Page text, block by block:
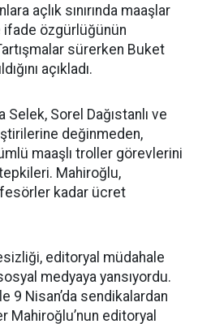
açlık sınırında maaşlar
ifade özgürlüğünün
Tartışmalar sürerken Buket
açıkladı.
Sorel Dağıstanlı ve
değinmeden,
maaşlı troller görevlerini
tepkileri. Mahiroğlu,
kadar ücret
editoryal müdahale
medyaya yansıyordu.
9 Nisan’da sendikalardan
editoryal